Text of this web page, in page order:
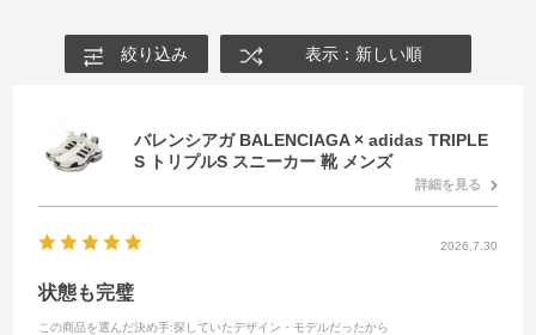
絞り込み 表示：新しい順
バレンシアガ BALENCIAGA × adidas TRIPLE
S トリプルS スニーカー 靴 メンズ
詳細を見る
2026.7.30
状態も完璧
この商品を選んだ決め手:探していたデザイン・モデルだったから